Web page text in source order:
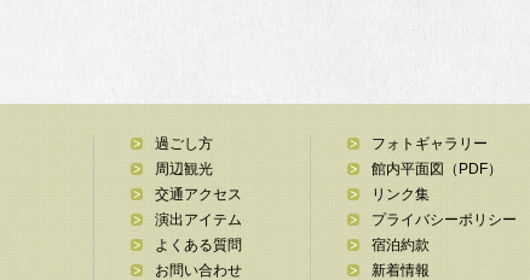
過ごし方
周辺観光
交通アクセス
演出アイテム
よくある質問
お問い合わせ
フォトギャラリー
館内平面図（PDF）
リンク集
プライバシーポリシー
宿泊約款
新着情報